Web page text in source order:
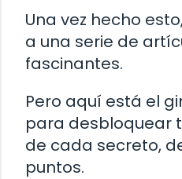
Una vez hecho
a una serie de
fascinantes.
Pero aquí está el
para desbloquear
de cada secreto,
puntos.